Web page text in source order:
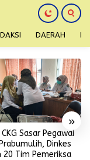
DAERAH
»
CKG Sasar Pegawai
Dinkes
20 Tim Pemeriksa